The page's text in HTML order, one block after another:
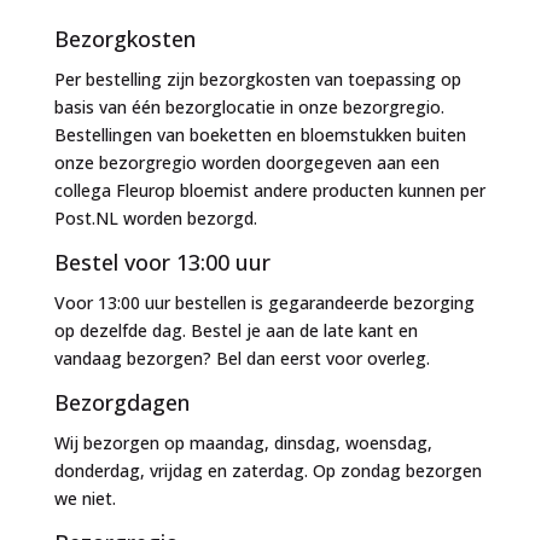
Bezorgkosten
Per bestelling zijn bezorgkosten van toepassing op
basis van één bezorglocatie in onze bezorgregio.
Bestellingen van boeketten en bloemstukken buiten
onze bezorgregio worden doorgegeven aan een
collega Fleurop bloemist andere producten kunnen per
Post.NL worden bezorgd.
Bestel voor 13:00 uur
Voor 13:00 uur bestellen is gegarandeerde bezorging
op dezelfde dag. Bestel je aan de late kant en
vandaag bezorgen? Bel dan eerst voor overleg.
Bezorgdagen
Wij bezorgen op maandag, dinsdag, woensdag,
donderdag, vrijdag en zaterdag. Op zondag bezorgen
we niet.